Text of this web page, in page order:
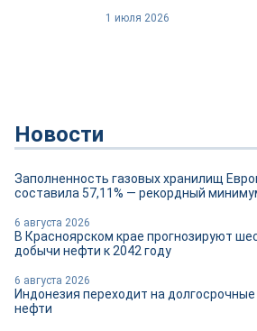
1 июля 2026
Новости
Заполненность газовых хранилищ
составила 57,11% — рекордный
6 августа 2026
В Красноярском крае прогнозируют
добычи нефти к 2042 году
6 августа 2026
Индонезия переходит на долгосрочные
нефти